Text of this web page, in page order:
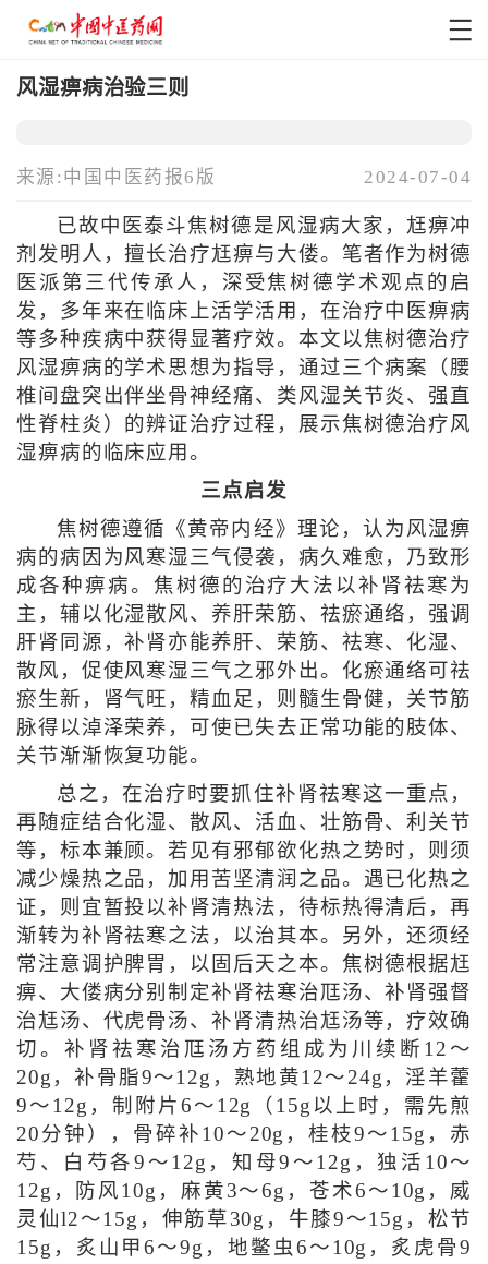
风湿痹病治验三则
来源:中国中医药报6版 2024-07-04
已故中医泰斗焦树德是风湿病大家，尪痹冲
剂发明人，擅长治疗尪痹与大偻。笔者作为树德
医派第三代传承人，深受焦树德学术观点的启
发，多年来在临床上活学活用，在治疗中医痹病
等多种疾病中获得显著疗效。本文以焦树德治疗
风湿痹病的学术思想为指导，通过三个病案（腰
椎间盘突出伴坐骨神经痛、类风湿关节炎、强直
性脊柱炎）的辨证治疗过程，展示焦树德治疗风
湿痹病的临床应用。
三点启发
焦树德遵循《黄帝内经》理论，认为风湿痹
病的病因为风寒湿三气侵袭，病久难愈，乃致形
成各种痹病。焦树德的治疗大法以补肾祛寒为
主，辅以化湿散风、养肝荣筋、祛瘀通络，强调
肝肾同源，补肾亦能养肝、荣筋、祛寒、化湿、
散风，促使风寒湿三气之邪外出。化瘀通络可祛
瘀生新，肾气旺，精血足，则髓生骨健，关节筋
脉得以淖泽荣养，可使已失去正常功能的肢体、
关节渐渐恢复功能。
总之，在治疗时要抓住补肾祛寒这一重点，
再随症结合化湿、散风、活血、壮筋骨、利关节
等，标本兼顾。若见有邪郁欲化热之势时，则须
减少燥热之品，加用苦坚清润之品。遇已化热之
证，则宜暂投以补肾清热法，待标热得清后，再
渐转为补肾祛寒之法，以治其本。另外，还须经
常注意调护脾胃，以固后天之本。焦树德根据尪
痹、大偻病分别制定补肾祛寒治尫汤、补肾强督
治尪汤、代虎骨汤、补肾清热治尪汤等，疗效确
切。补肾祛寒治尫汤方药组成为川续断12～
20g，补骨脂9～12g，熟地黄12～24g，淫羊藿
9～12g，制附片6～12g（15g以上时，需先煎
20分钟），骨碎补10～20g，桂枝9～15g，赤
芍、白芍各9～12g，知母9～12g，独活10～
12g，防风10g，麻黄3～6g，苍术6～10g，威
灵仙l2～15g，伸筋草30g，牛膝9～15g，松节
15g，炙山甲6～9g，地鳖虫6～10g，炙虎骨9